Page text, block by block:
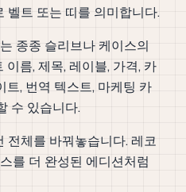
벨트 또는 띠를 의미합니다.
종종 슬리브나 케이스의
름, 제목, 레이블, 가격, 카
트, 번역 텍스트, 마케팅 카
수 있습니다.
전체를 바꿔놓습니다. 레코
를 더 완성된 에디션처럼